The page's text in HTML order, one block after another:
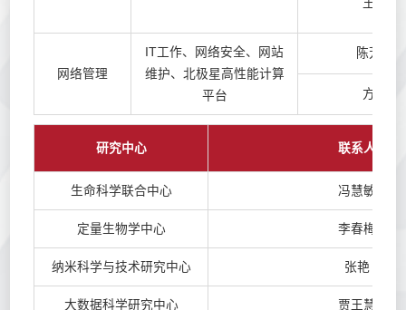
王薇
网络管理
IT工作、网络安全、网站
维护、北极星高性能计算
平台
陈芳进
方婷
研究中心 联系人
生命科学联合中心 冯慧敏
定量生物学中心 李春梅
纳米科学与技术研究中心 张艳
大数据科学研究中心 贾王慧